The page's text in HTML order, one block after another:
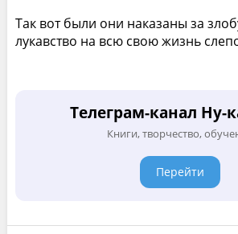
Так вот были они наказаны за
лукавство на всю свою жизнь
Телеграм-канал Ну-
Книги, творчество,
Перейти